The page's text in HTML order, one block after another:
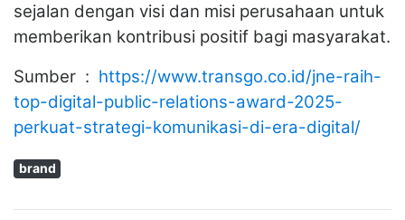
sejalan dengan visi dan misi perusahaan untuk
memberikan kontribusi positif bagi masyarakat.
Sumber : https://www.transgo.co.id/jne-raih-
top-digital-public-relations-award-2025-
perkuat-strategi-komunikasi-di-era-digital/
brand